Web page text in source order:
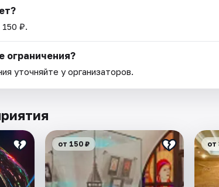
₽.
ограничения?
уточняйте у организаторов.
от 150 ₽ от